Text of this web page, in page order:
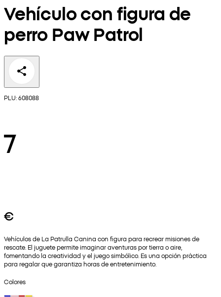
Vehículo con figura de
perro Paw Patrol
PLU: 608088
7
€
Vehículos de La Patrulla Canina con figura para recrear misiones de
rescate. El juguete permite imaginar aventuras por tierra o aire,
fomentando la creatividad y el juego simbólico. Es una opción práctica
para regalar que garantiza horas de entretenimiento.
Colores